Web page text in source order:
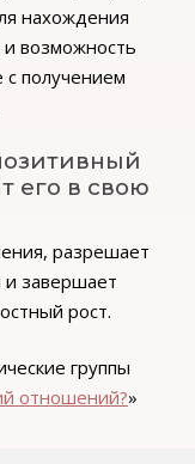
нахождения
и возможность
с получением
его в свою
разрешает
и завершает
рост.
группы
отношений?»